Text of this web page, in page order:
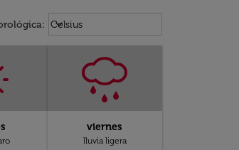
: Weather unit option Celsius
Celsius
keyboard_arrow_down
viernes
lluvia ligera